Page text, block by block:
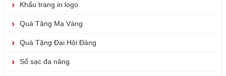
Khẩu trang in logo
Quà Tặng Mạ Vàng
Quà Tặng Đại Hội Đảng
Sổ sạc đa năng